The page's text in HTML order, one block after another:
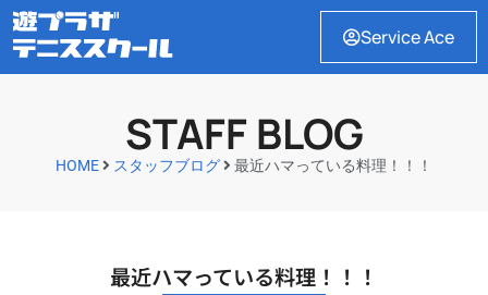
Service Ace
STAFF BLOG
HOME スタッフブログ 最近ハマっている料理！！！
最近ハマっている料理！！！